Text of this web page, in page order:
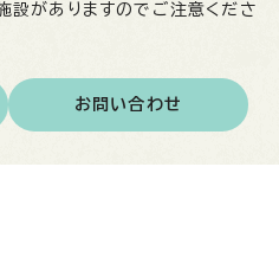
設がありますのでご注意くださ
お問い合わせ